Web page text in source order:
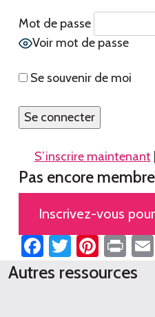
Mot de passe
Voir mot de passe
Se souvenir de moi
S’inscrire maintenant |
Pas encore
Inscrivez-vous
Facebook
Twitter
Autres ressources